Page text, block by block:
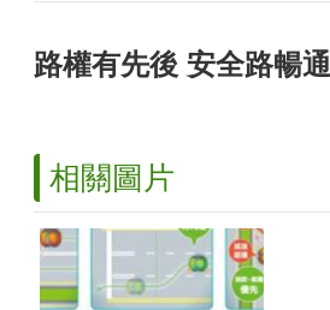
路權有先後 安全路暢通
相關圖片